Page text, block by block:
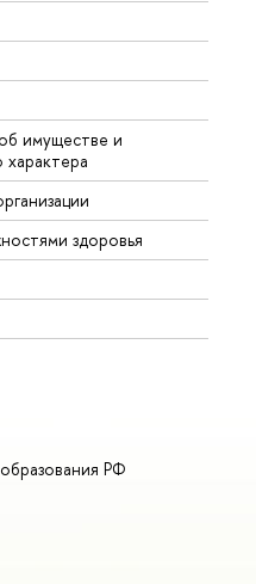
имуществе и
характера
здоровья
РФ